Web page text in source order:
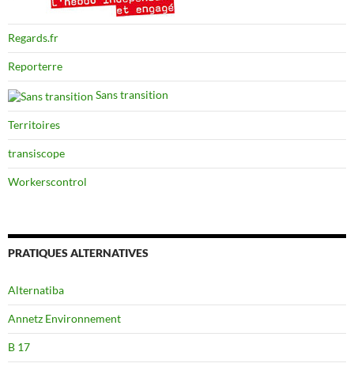
Regards.fr
Reporterre
Sans transition
Territoires
transiscope
Workerscontrol
PRATIQUES ALTERNATIVES
Alternatiba
Annetz Environnement
B 17